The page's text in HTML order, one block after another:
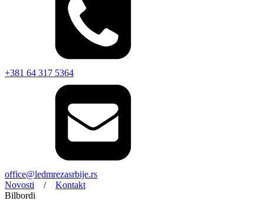
+381 64 317 5364
office@ledmrezasrbije.rs
Novosti / Kontakt
Bilbordi